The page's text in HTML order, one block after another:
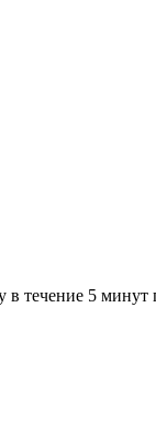
течение 5 минут